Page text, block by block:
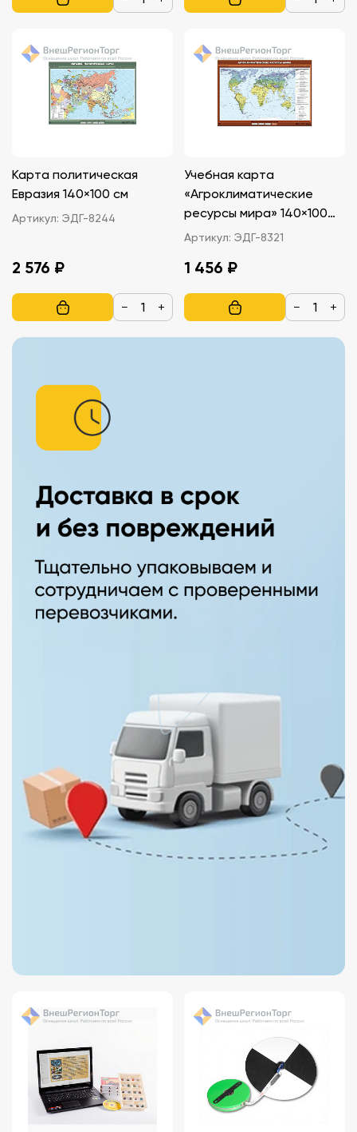
Карта политическая
Евразия 140×100 см
Артикул: ЭДГ-8244
2 576 ₽
− +
Учебная карта
«Агроклиматические
ресурсы мира» 140×100
см
Артикул: ЭДГ-8321
1 456 ₽
− +